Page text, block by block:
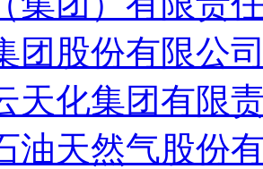
团股份有限公
天化集团有限
油天然气股份